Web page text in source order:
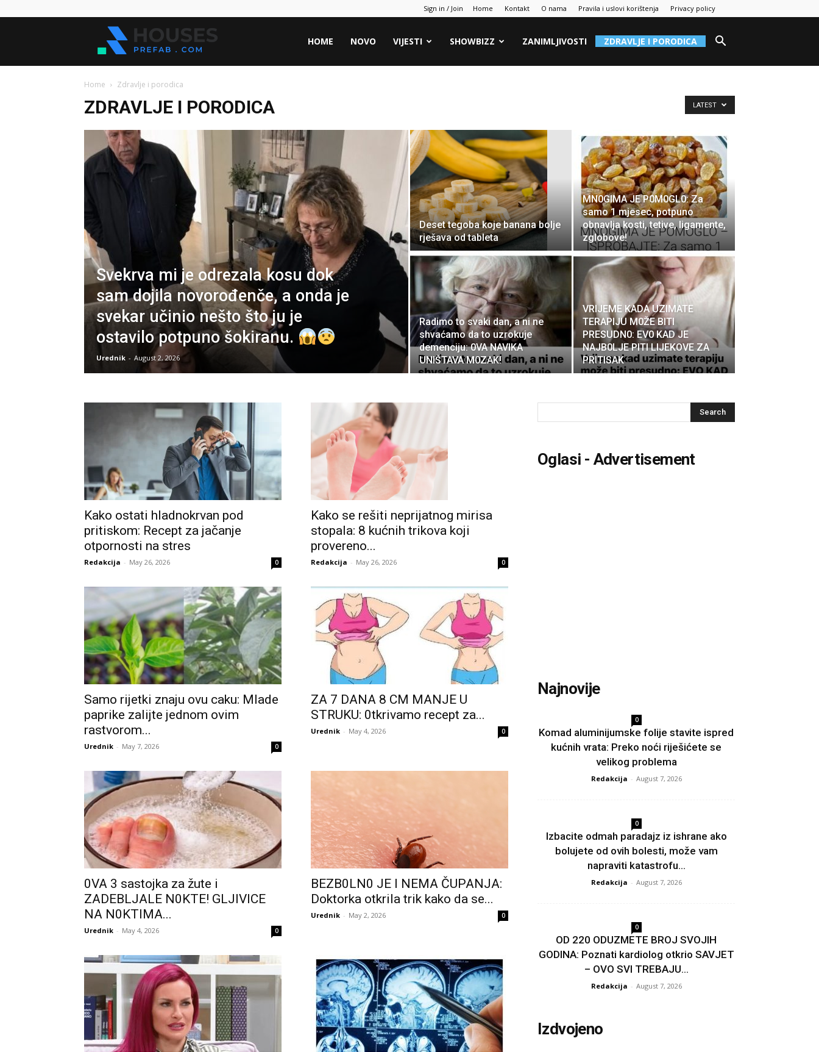
Sign in / Join Home Kontakt O nama Pravila i uslovi korištenja Privacy policy
HOME NOVO VIJESTI SHOWBIZZ ZANIMLJIVOSTI ZDRAVLJE I PORODICA
Home Zdravlje i porodica
ZDRAVLJE I PORODICA LATEST
Svekrva mi je odrezala kosu dok
sam dojila novorođenče, a onda je
svekar učinio nešto što ju je
ostavilo potpuno šokiranu.
Urednik - August 2, 2026
Deset tegoba koje banana bolje
rješava od tableta
MN0GIMA JE P0M0GL0: Za
samo 1 mjesec, potpuno
obnavlja kosti, tetive, ligamente,
zglobove!
Radimo to svaki dan, a ni ne
shvaćamo da to uzrokuje
demenciju: 0VA NAVIKA
UNlŠTAVA M0ZAK!
VRlJEME KADA UZlMATE
TERAPlJU M0ŽE BlTl
PRESUDN0: EV0 KAD JE
NAJB0LJE PITI LIJEKOVE ZA
PRITISAK
Kako ostati hladnokrvan pod
pritiskom: Recept za jačanje
otpornosti na stres
Redakcija - May 26, 2026 0
Kako se rešiti neprijatnog mirisa
stopala: 8 kućnih trikova koji
provereno...
Redakcija - May 26, 2026 0
Samo rijetki znaju ovu caku: Mlade
paprike zalijte jednom ovim
rastvorom...
Urednik - May 7, 2026 0
ZA 7 DANA 8 CM MANJE U
STRUKU: 0tkrivamo recept za...
Urednik - May 4, 2026 0
0VA 3 sastojka za žute i
ZADEBLJALE N0KTE! GLJIVICE
NA N0KTIMA...
Urednik - May 4, 2026 0
BEZB0LN0 JE l NEMA ČUPANJA:
Doktorka otkrila trik kako da se...
Urednik - May 2, 2026 0
Oglasi - Advertisement
Najnovije
0
Komad aluminijumske folije stavite ispred
kućnih vrata: Preko noći riješićete se
velikog problema
Redakcija - August 7, 2026
0
Izbacite odmah paradajz iz ishrane ako
bolujete od ovih bolesti, može vam
napraviti katastrofu...
Redakcija - August 7, 2026
0
OD 220 ODUZMETE BROJ SVOJIH
GODINA: Poznati kardiolog otkrio SAVJET
– OVO SVI TREBAJU...
Redakcija - August 7, 2026
Izdvojeno